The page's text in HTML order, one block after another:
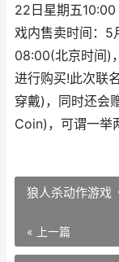
22日星期五
戏内售卖时间：
08:00(北京时间)
进行购买!此次联
穿戴)，同时还会
Coin)，可谓一举
狼人杀动作游戏
« 上一篇